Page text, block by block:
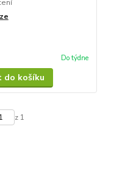
Do týdne
do košíku
z 1